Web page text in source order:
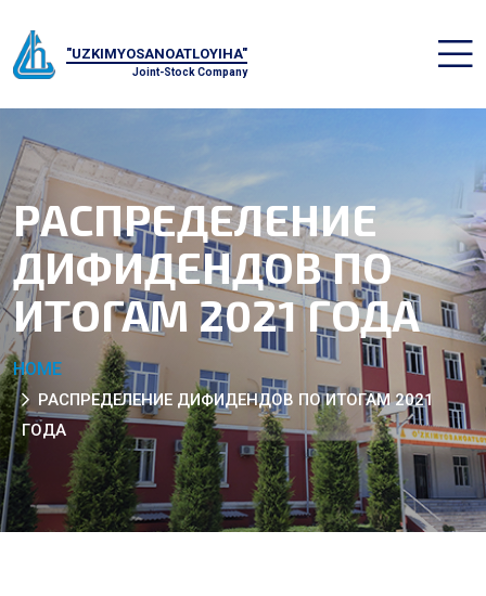
"UZKIMYOSANOATLOYIHA"
Joint-Stock Company
РАСПРЕДЕЛЕНИЕ
ДИФИДЕНДОВ ПО
ИТОГАМ 2021 ГОДА
HOME
РАСПРЕДЕЛЕНИЕ ДИФИДЕНДОВ ПО ИТОГАМ 2021
ГОДА